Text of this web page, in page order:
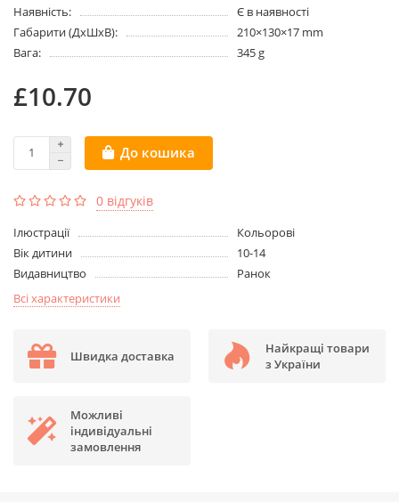
Наявність:
Є в наявності
Габарити (ДхШхВ):
210×130×17 mm
Вага:
345 g
£10.70
До кошика
0 відгуків
Ілюстрації
Кольорові
Вік дитини
10-14
Видавництво
Ранок
Всі характеристики
Швидка доставка
Найкращі товари
з України
Можливі
індивідуальні
замовлення